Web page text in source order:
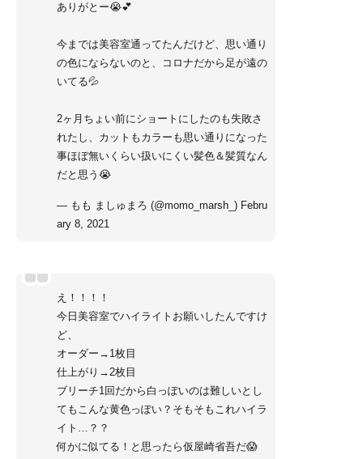
ありがとー😭💕
今までは美容室通ってたんだけど、思い通り
の色にならないのと、コロナだから足が遠の
いてる💦
2ヶ月ちょい前にショートにしたのも失敗さ
れたし、カットもカラーも思い通りになった
事ほぼ無いくらい扱いにくい髪色＆髪質なん
だと思う😭
— もも ましゅまろ (@momo_marsh_) Febru
ary 8, 2021
え！！！！
今日美容室でハイライトお願いしたんですけ
ど、
オーダー→1枚目
仕上がり→2枚目
ブリーチ1回だから白っぽいのは難しいとし
てもこんな黄色っぽい？そもそもこれハイラ
イト…？？
何かに似てる！と思ったら仮屋崎省吾だ😱